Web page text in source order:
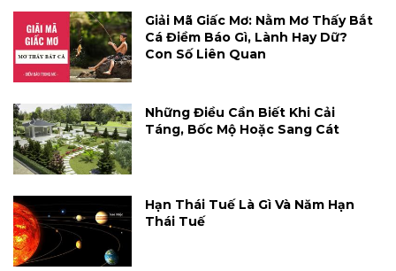
Giải Mã Giấc Mơ: Nằm Mơ Thấy Bắt
Cá Điềm Báo Gì, Lành Hay Dữ?
Con Số Liên Quan
Những Điều Cần Biết Khi Cải
Táng, Bốc Mộ Hoặc Sang Cát
Hạn Thái Tuế Là Gì Và Năm Hạn
Thái Tuế